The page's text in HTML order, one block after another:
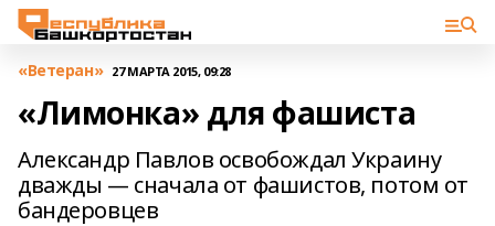
«Ветеран» 27 МАРТА 2015, 09:28
«Лимонка» для фашиста
Александр Павлов освобождал Украину
дважды — сначала от фашистов, потом от
бандеровцев